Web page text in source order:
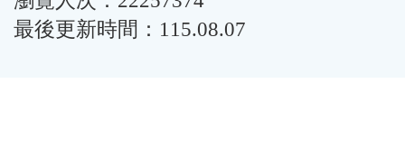
最後更新時間：115.08.07